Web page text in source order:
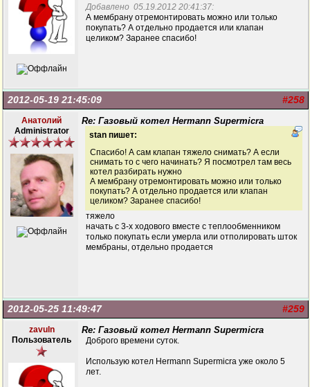
Добавлено 05.19.2012 20:41:37:
А мембрану отремонтировать можно или только
покупать? А отдельно продается или клапан
целиком? Заранее спасибо!
#258
2012-05-19 21:45:09
Анатолий
Administrator
Re: Газовый котел Hermann Supermicra
stan пишет:
Спасибо! А сам клапан тяжело снимать? А если
снимать то с чего начинать? Я посмотрел там весь
котел разбирать нужно
А мембрану отремонтировать можно или только
покупать? А отдельно продается или клапан
целиком? Заранее спасибо!
тяжело
начать с 3-х ходового вместе с теплообменником
только покупать если умерла или отполировать шток
мембраны, отдельно продается
#259
2012-05-25 11:49:47
zavuln
Пользователь
Re: Газовый котел Hermann Supermicra
Доброго времени суток.
Использую котел Hermann Supermicra уже около 5
лет.